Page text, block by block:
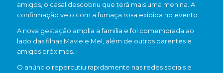
amigos, o casal descobriu que terá mais uma menina. A
confirmação veio com a fumaça rosa exibida no evento.
A nova gestação amplia a família e foi comemorada ao
lado das filhas Mavie e Mel, além de outros parentes e
amigos próximos.
O anúncio repercutiu rapidamente nas redes sociais e